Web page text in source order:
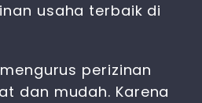
usaha terbaik di
perizinan
dan mudah. Karena